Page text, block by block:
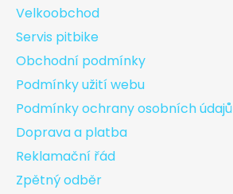
Velkoobchod
Servis pitbike
Obchodní podmínky
Podmínky užití webu
Podmínky ochrany osobních údajů
Doprava a platba
Reklamační řád
Zpětný odběr